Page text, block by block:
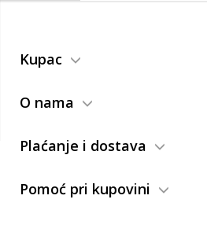
Kupac
O nama
Plaćanje i dostava
Pomoć pri kupovini